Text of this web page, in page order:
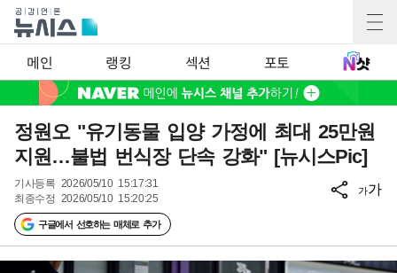
메인 랭킹 섹션 포토
정원오 "유기동물 입양 가정에 최대 25만원
지원…불법 번식장 단속 강화" [뉴시스Pic]
기사등록 2026/05/10 15:17:31
최종수정 2026/05/10 15:20:25
구글에서 선호하는 매체로 추가
가가